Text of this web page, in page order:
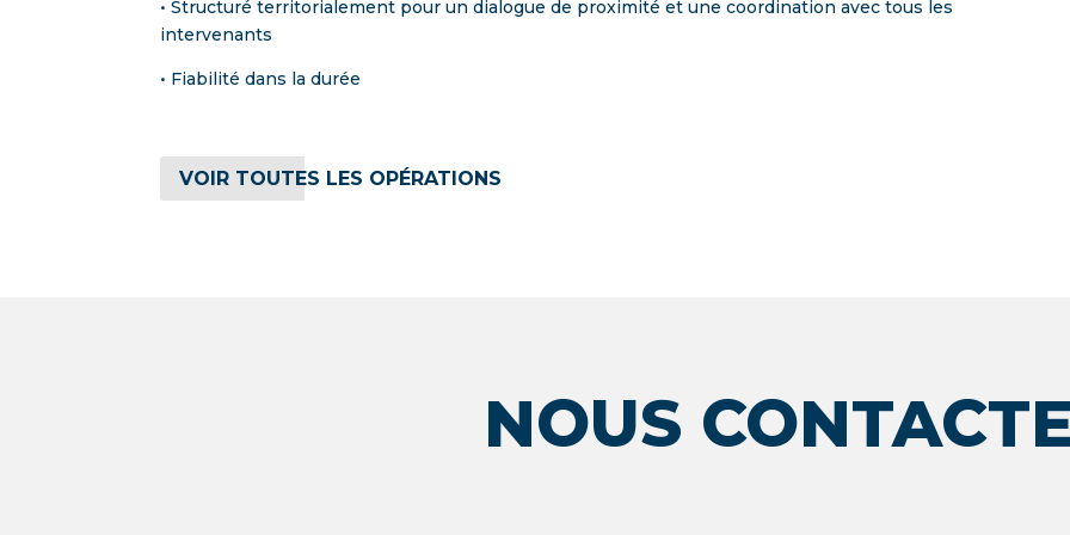
• Structuré territorialement pour un dialogue de proximité et une coordination avec tous les
intervenants
• Fiabilité dans la durée
VOIR TOUTES LES OPÉRATIONS
NOUS